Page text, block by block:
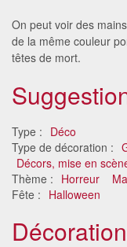
On peut voir des
de la même couleur
têtes de mort.
Type : Déco
Type de décoration :
Décors, mise en
Thème : Horreur
Fête : Halloween